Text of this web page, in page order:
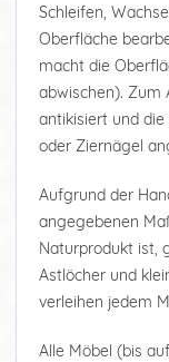
Schleifen,
Oberfläche
macht die
abwischen). Zum
antikisiert und
oder Ziernägel
Aufgrund der
angegebenen
Naturprodukt ist,
Astlöcher und
verleihen jedem
Alle Möbel (bis